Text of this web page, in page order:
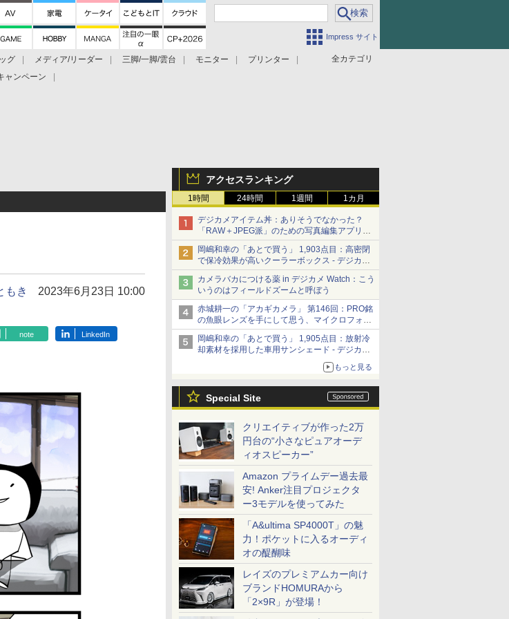
Impress サイト
全カテゴリ
グ メディア/リーダー 三脚/一脚/雲台 モニター
プリンター
ャンペーン
アクセスランキング
1時間 24時間 1週間 1カ月
デジカメアイテム丼：ありそうでなかった？
「RAW＋JPEG派」のための写真編集アプリ
カメラデフォルトのJPEGを大切にする
「Filmator」
岡嶋和幸の「あとで買う」 1,903点目：高密閉
で保冷効果が高いクーラーボックス - デジカメ
Watch
カメラバカにつける薬 in デジカメ Watch：こう
いうのはフィールドズームと呼ぼう
赤城耕一の「アカギカメラ」 第146回：PRO銘
の魚眼レンズを手にして思う、マイクロフォー
サーズへの期待と可能性
岡嶋和幸の「あとで買う」 1,905点目：放射冷
却素材を採用した車用サンシェード - デジカメ
もっと見る
Special Site
クリエイティブが作った2万
円台の“小さなピュアオーデ
ィオスピーカー”
Amazon プライムデー過去最
安! Anker注目プロジェクタ
ー3モデルを使ってみた
「A&ultima SP4000T」の魅
力！ポケットに入るオーディ
オの醍醐味
レイズのプレミアムカー向け
ブランドHOMURAから
「2×9R」が登場！
もき 2023年6月23日 10:00
note LinkedIn